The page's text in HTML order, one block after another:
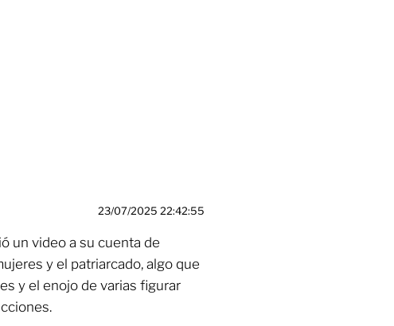
23/07/2025 22:42:55
un video a su cuenta de
y el patriarcado, algo que
y el enojo de varias figurar